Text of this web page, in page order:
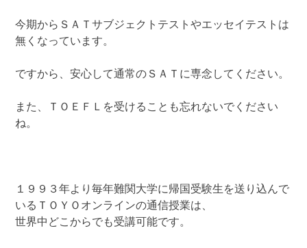
今期からＳＡＴサブジェクトテストやエッセイテストは
無くなっています。
ですから、安心して通常のＳＡＴに専念してください。
また、ＴＯＥＦＬを受けることも忘れないでください
ね。
１９９３年より毎年難関大学に帰国受験生を送り込んで
いるＴＯＹＯオンラインの通信授業は、
世界中どこからでも受講可能です。